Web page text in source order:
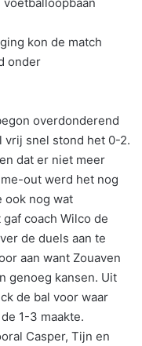
kon de match
onder
overdonderend
vrij snel stond het 0-2.
dat er niet meer
out werd het nog
ook nog wat
coach Wilco de
de duels aan te
aan want Zouaven
genoeg kansen. Uit
de bal voor waar
1-3 maakte.
Casper, Tijn en